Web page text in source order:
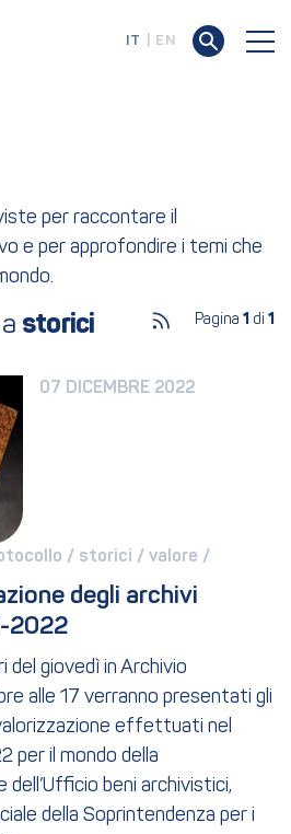
IT EN
per raccontare il
e per approfondire i temi che
storici Pagina 1 di 1
07 DICEMBRE 2022
/ storici / valore /
degli archivi
2022
del giovedì in Archivio
alle 17 verranno presentati gli
effettuati nel
per il mondo della
dell’Ufficio beni archivistici,
della Soprintendenza per i